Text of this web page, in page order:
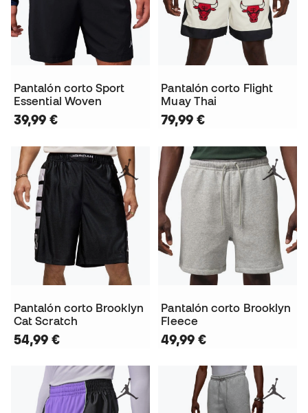
Pantalón corto Sport
Essential Woven
39,99 €
Pantalón corto Flight
Muay Thai
79,99 €
Pantalón corto Brooklyn
Cat Scratch
54,99 €
Pantalón corto Brooklyn
Fleece
49,99 €